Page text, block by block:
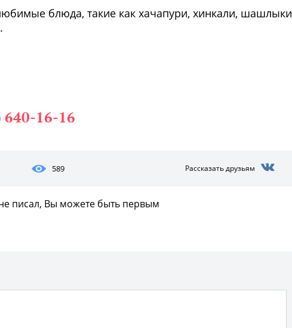
блюда, такие как хачапури, хинкали, шашлыки
640-16-16
589 Рассказать друзьям
писал, Вы можете быть первым